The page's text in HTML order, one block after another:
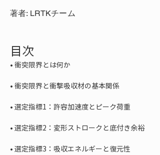
著者: LRTKチーム
目次
•
•
•
•
•